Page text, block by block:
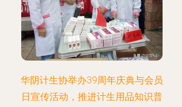
华阴计生协举办39周年庆典与会员
日宣传活动，推进计生用品知识普